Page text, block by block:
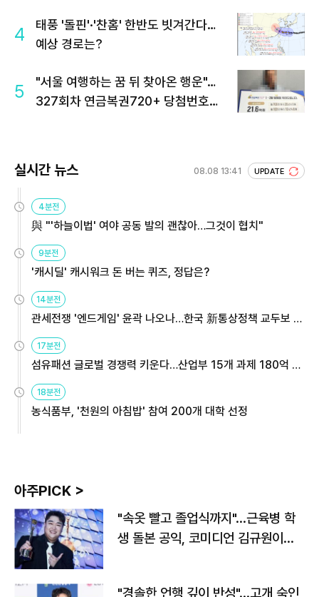
4
태풍 '돌핀'·'찬홈' 한반도 빗겨간다…
예상 경로는?
5
"서울 여행하는 꿈 뒤 찾아온 행운"…
327회차 연금복권720+ 당첨번호조
실시간 뉴스 08.08 13:41 UPDATE
4분전
與 "'하늘이법' 여야 공동 발의 괜찮아…그것이 협치"
9분전
'캐시딜' 캐시워크 돈 버는 퀴즈, 정답은?
14분전
관세전쟁 '엔드게임' 윤곽 나오나…한국 新통상정책 교두보 활
용해야
17분전
섬유패션 글로벌 경쟁력 키운다…산업부 15개 과제 180억 지
원
18분전
농식품부, '천원의 아침밥' 참여 200개 대학 선정
아주PICK >
"속옷 빨고 졸업식까지"…근육병 학
생 돌본 공익, 코미디언 김규원이었
"경솔한 언행 깊이 반성"…고개 숙인